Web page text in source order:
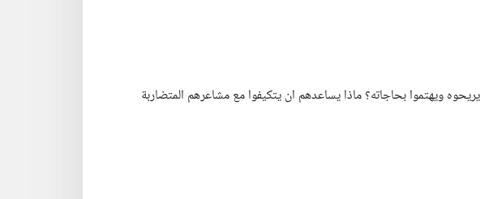
ويهتموا بحاجاته؟‏ ماذا يساعدهم ان يتكيفوا مع مشاعرهم المتضاربة